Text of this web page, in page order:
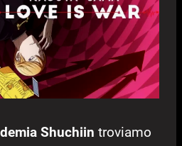
Shuchiin troviamo